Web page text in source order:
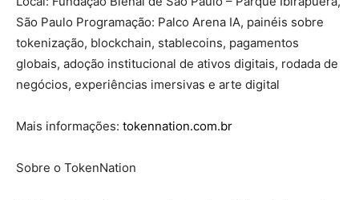
São Paulo Programação: Palco Arena IA, painéis sobre
tokenização, blockchain, stablecoins, pagamentos
globais, adoção institucional de ativos digitais, rodada de
negócios, experiências imersivas e arte digital
Mais informações: tokennation.com.br
Sobre o TokenNation